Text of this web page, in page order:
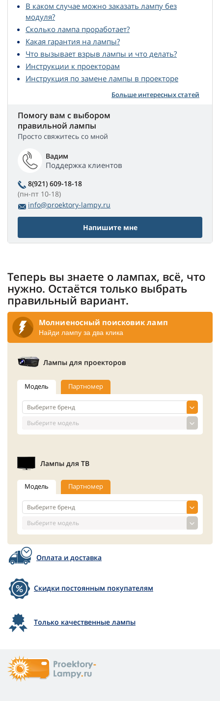
В каком случае можно заказать лампу без
модуля?
Сколько лампа проработает?
Какая гарантия на лампы?
Что вызывает взрыв лампы и что делать?
Инструкции к проекторам
Инструкция по замене лампы в проекторе
Больше интересных статей
Помогу вам с выбором
правильной лампы
Просто свяжитесь со мной
Вадим
Поддержка клиентов
8(921) 609-18-18
(пн-пт 10-18)
info@proektory-lampy.ru
Напишите мне
Теперь вы знаете о лампах, всё, что
нужно. Остаётся только выбрать
правильный вариант.
Молниеносный поисковик ламп
Найди лампу за два клика
Лампы для проекторов
Модель Партномер
Лампы для ТВ
Модель Партномер
Оплата и доставка
Скидки постоянным покупателям
Только качественные лампы